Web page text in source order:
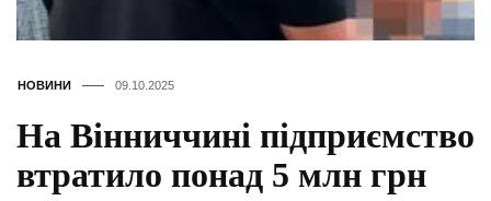
НОВИНИ 09.10.2025
На Вінниччині підприємство
втратило понад 5 млн грн